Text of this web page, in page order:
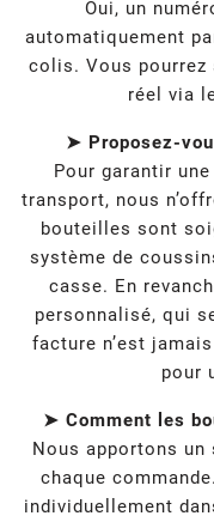
Oui, un
automatiquement
colis. Vous pourrez
réel via
➤ Proposez-
Pour garantir
transport, nous
bouteilles sont
système de
casse. En
personnalisé, qui
facture n’est
pour
➤ Comment les
Nous apportons un
chaque
individuellement